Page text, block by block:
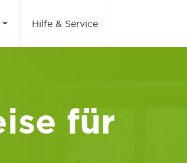
Hilfe & Service
für